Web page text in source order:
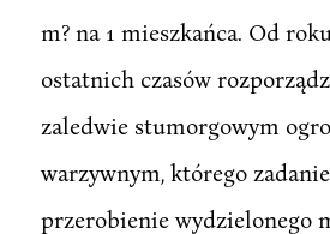
m? na 1 mieszkańca. Od
ostatnich czasów
zaledwie stumorgowym
warzywnym, którego
przerobienie wydzielonego